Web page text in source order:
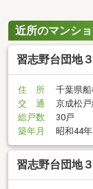
近所のマンシ
習志野台団地
住 所
千葉県
交 通
京成松
総戸数
30戸
築年月
昭和44年
習志野台団地